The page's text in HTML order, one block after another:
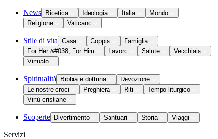
News Bioetica Ideologia Italia
Mondo
Religione
Vaticano
Stile di vita Casa Coppia
Famiglia
For Her &#038; For Him
Lavoro Salute
Vecchiaia
Virtuale
Spiritualità Bibbia e dottrina
Devozione
Le nostre croci
Preghiera Riti
Tempo liturgico
Virtù cristiane
Scoperte Divertimento Santuari Storia Viaggi
Servizi